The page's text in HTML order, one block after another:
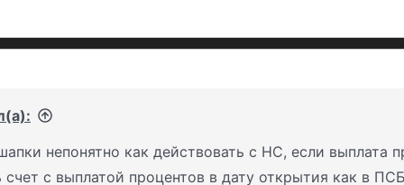
непонятно как действовать с НС, если выплата
с выплатой процентов в дату открытия как в